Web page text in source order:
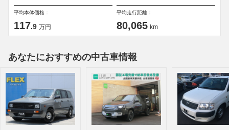
平均本体価格：
117.9 万円
平均走行距離：
80,065 km
あなたにおすすめの中古車情報